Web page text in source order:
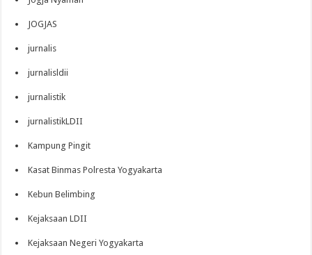
JOGJAS
jurnalis
jurnalisldii
jurnalistik
jurnalistikLDII
Kampung Pingit
Kasat Binmas Polresta Yogyakarta
Kebun Belimbing
Kejaksaan LDII
Kejaksaan Negeri Yogyakarta